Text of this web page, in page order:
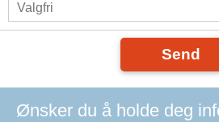
Send
Ønsker du å holde deg